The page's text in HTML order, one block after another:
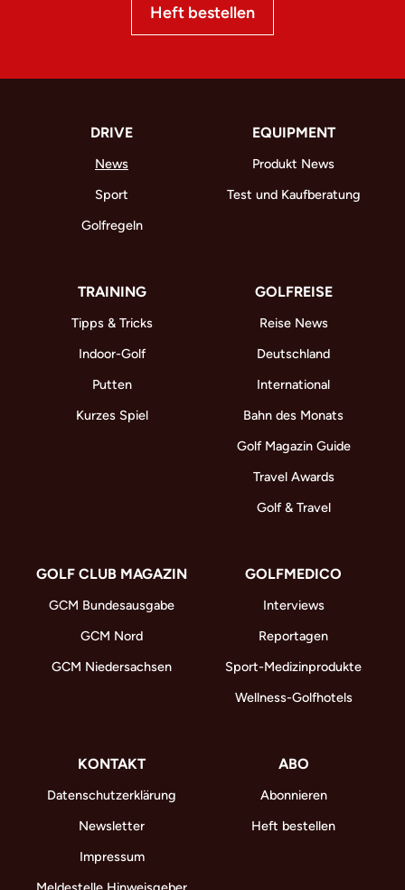
Heft bestellen
DRIVE
News
Sport
Golfregeln
EQUIPMENT
Produkt News
Test und Kaufberatung
TRAINING
Tipps & Tricks
Indoor-Golf
Putten
Kurzes Spiel
GOLFREISE
Reise News
Deutschland
International
Bahn des Monats
Golf Magazin Guide
Travel Awards
Golf & Travel
GOLF CLUB MAGAZIN
GCM Bundesausgabe
GCM Nord
GCM Niedersachsen
GOLFMEDICO
Interviews
Reportagen
Sport-Medizinprodukte
Wellness-Golfhotels
KONTAKT
Datenschutzerklärung
Newsletter
Impressum
ABO
Abonnieren
Heft bestellen